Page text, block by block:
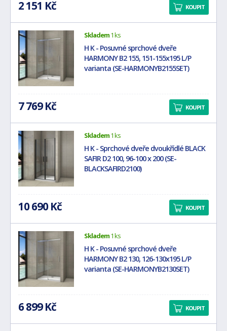
2 151 Kč KOUPIT
Skladem1 ks
H K - Posuvné sprchové dveře
HARMONY B2 155, 151-155x195 L/P
varianta (SE-HARMONYB2155SET)
7 769 Kč KOUPIT
Skladem1 ks
H K - Sprchové dveře dvoukřídlé BLACK
SAFIR D2 100, 96-100 x 200 (SE-
BLACKSAFIRD2100)
10 690 Kč KOUPIT
Skladem1 ks
H K - Posuvné sprchové dveře
HARMONY B2 130, 126-130x195 L/P
varianta (SE-HARMONYB2130SET)
6 899 Kč KOUPIT